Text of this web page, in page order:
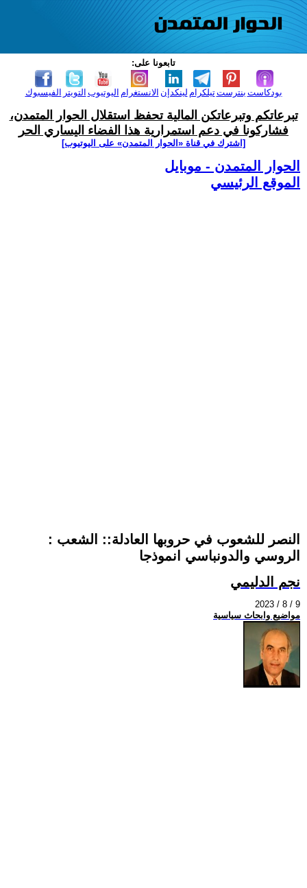
تابعونا على:
الفيسبوك التويتر اليوتيوب الانستغرام لينكدإن تيلكرامبنترست بودكاست
تبرعاتكم وتبرعاتكن المالية تحفظ استقلال الحوار المتمدن،
فشاركونا في دعم استمرارية هذا الفضاء اليساري الحر
[اشترك في قناة ‫«الحوار المتمدن» على اليوتيوب]
الحوار المتمدن - موبايل
الموقع الرئيسي
: النصر للشعوب في حروبها العادلة:: الشعب
الروسي والدونباسي انموذجا
نجم الدليمي
2023 / 8 / 9
مواضيع وابحاث سياسية